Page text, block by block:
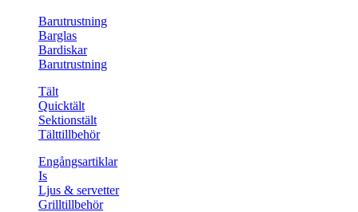
Barutrustning
Barglas
Bardiskar
Barutrustning
Tält
Quicktält
Sektionstält
Tälttillbehör
Engångsartiklar
Is
Ljus & servetter
Grilltillbehör